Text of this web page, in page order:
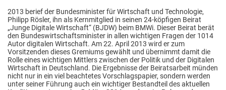
2013 berief der Bundesminister für Wirtschaft und Technologie,
Philipp Rösler, ihn als Kernmitglied in seinen 24-köpfigen Beirat
„Junge Digitale Wirtschaft“ (BJDW) beim BMWi. Dieser Beirat berät
den Bundeswirtschaftsminister in allen wichtigen Fragen der 1014
Autor digitalen Wirtschaft. Am 22. April 2013 wird er zum
Vorsitzenden dieses Gremiums gewählt und übernimmt damit die
Rolle eines wichtigen Mittlers zwischen der Politik und der Digitalen
Wirtschaft in Deutschland. Die Ergebnisse der Beiratsarbeit münden
nicht nur in ein viel beachtetes Vorschlagspapier, sondern werden
unter seiner Führung auch ein wichtiger Bestandteil des aktuellen